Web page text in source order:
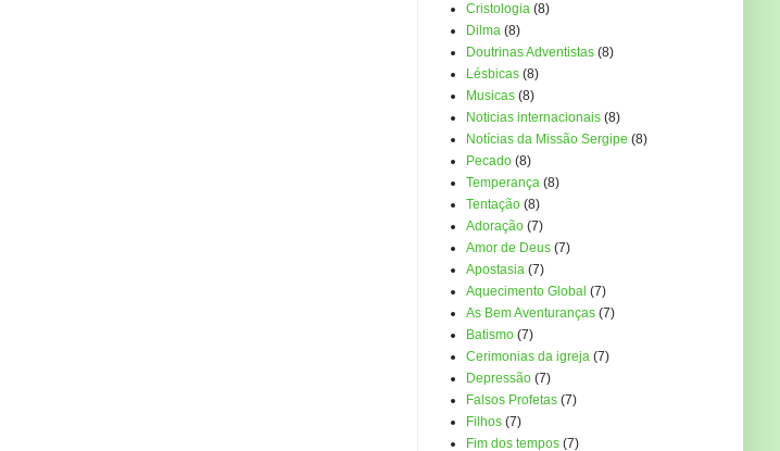
Cristologia (8)
Dilma (8)
Doutrinas Adventistas (8)
Lésbicas (8)
Musicas (8)
Noticias internacionais (8)
Notícias da Missão Sergipe (8)
Pecado (8)
Temperança (8)
Tentação (8)
Adoração (7)
Amor de Deus (7)
Apostasia (7)
Aquecimento Global (7)
As Bem Aventuranças (7)
Batismo (7)
Cerimonias da igreja (7)
Depressão (7)
Falsos Profetas (7)
Filhos (7)
Fim dos tempos (7)